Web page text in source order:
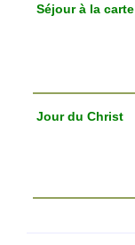
Séjour à la carte
Jour du Christ